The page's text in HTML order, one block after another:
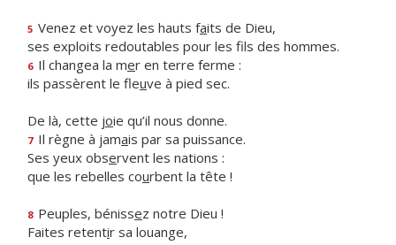
5 Venez et voyez les hauts faits de Dieu,
ses exploits redoutables pour les fls des hommes.
6 Il changea la mer en terre ferme :
ils passèrent le fleuve à pied sec.
De là, cette joie qu’il nous donne.
7 Il règne à jamais par sa puissance.
Ses yeux observent les nations :
que les rebelles courbent la tête !
8 Peuples, bénissez notre Dieu !
Faites retentir sa louange,